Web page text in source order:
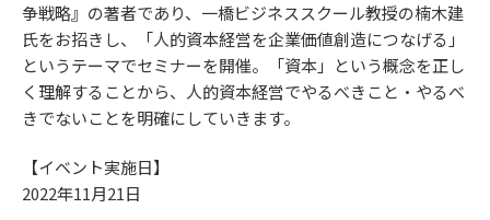
争戦略』の著者であり、一橋ビジネススクール教授の楠木建
氏をお招きし、「人的資本経営を企業価値創造につなげる」
というテーマでセミナーを開催。「資本」という概念を正し
く理解することから、人的資本経営でやるべきこと・やるべ
きでないことを明確にしていきます。
【イベント実施日】
2022年11月21日